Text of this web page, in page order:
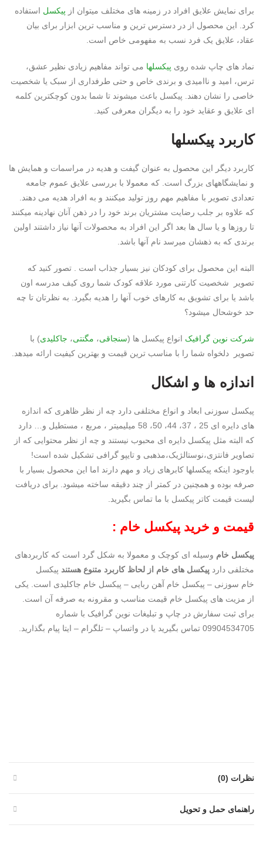
برای نمایش علایق افراد در زمینه های مختلف میتوان از پیکسل استفاده
کرد. این محصول از در دسترس ترین و مناسب ترین ابزار برای بیان
عقاد، علایق یک فرد نسب به مفهومی خاص است.
نماد های چاپ شده روی پیکسلها می تواند مفاهیم زیادی نظیر عشق،
ترس، امید و ناامیدی و برندی خاص و حتی طرفداری از سبک یا شخصیت
خاصی را نشان دهند. پیکسل باعث میشوند تا شما بدون کوچکترین کلمه
ای علایق و عقاید خود را به دیگران معرفی کنید.
کاربرد پیکسلها
کاربرد دیگر این محصول به عنوان گیفت و هدیه در مراسمات و همایش ها
و نمایشگاههای بزرگ است. که معمولا با بررسی علایق عموم جامعه
تعدادی تصویر با مفاهیم مهم روز تولید میکنند و به افراد هدیه می دهند.
که علاوه بر جلب رضایت مشتریان برند خود را در ذهن آنان نهادینه میکنند
تا روزها و یا سال ها بعد اگر این افراد به محصولات آنها نیاز داشتند اولین
برندی که به ذهشان میرسد نام آنها باشد.
البته این محصول برای کودکان نیز بسیار جذاب است . تصور کنید که
تصویر شخصیت کارتنی مورد علاقه کودک شما روی کیف مدرسه اون
باشد یا برای تشویق به کارهای خوب آنها را هدیه بگیرد. به نظرتان تا چه
حد خوشحال میشود؟
شرکت نوین گرافیک انواع پیکسل ها (سنجاقی، مگنتی، جاکلیدی) با
تصویر دلخواه شما را با مناسب ترین قیمت و بهترین کیفیت ارائه میدهد.
اندازه ها و اشکال
پیکسل سوزنی ابعاد و انواع مختلفی دارد چه از نظر ظاهری که اندازه
های دایره ای 25 ، 37، 44، 50، 58 میلیمیتر ، مربع ، مستطیل و… دارد
که البته مثل پیکسل دایره ای محبوب نیستند و چه از نظر محتوایی که از
تصاویر فانتزی،نوستالژیک،مذهبی و تایپو گرافی تشکیل شده است!
باوجود اینکه پیکسلها کابرهای زیاد و مهم دارند اما این محصول بسیار با
صرفه بوده و همچنین در کمتر از چند دقیقه ساخته میشود. برای دریافت
لیست قیمت کاتر پیکسل با ما تماس بگیرید.
قیمت و خرید پیکسل خام :
پیکسل خام وسیله ای کوچک و معمولا به شکل گرد است که کاربردهای
مختلفی دارد پیکسل های خام از لحاظ کاربرد متنوع هستند پیکسل
خام سوزنی – پیکسل خام آهن ربایی – پیکسل خام جاکلیدی است. یکی
از مزیت های پیکسل خام قیمت مناسب و مقرونه به صرفه آن است.
برای ثبت سفارش در چاپ و تبلیغات نوین گرافیک با شماره
09904534705 تماس بگیرید یا در واتساپ – تلگرام – ایتا پیام بگذارید.
نظرات (0)
راهنمای حمل و تحویل